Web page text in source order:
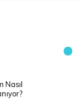
Nasıl